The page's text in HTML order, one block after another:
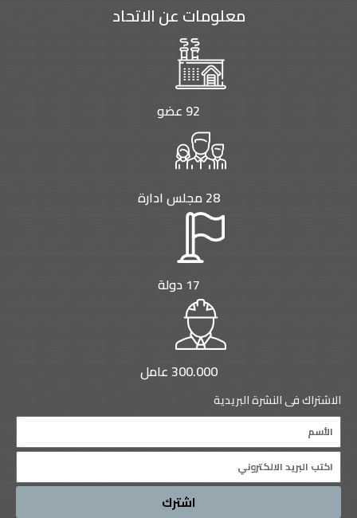
e
b
k
t
t
e
r
t
u
k
e
معلومات عن الاتحاد
92 عضو
28 مجلس ادارة
17 دولة
300.000 عامل
الاشتراك فى النشرة البريدية
Name
Email
اشترك